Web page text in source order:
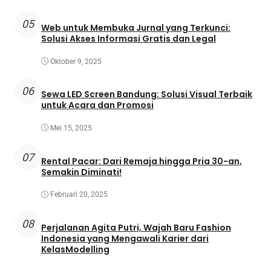
05 Web untuk Membuka Jurnal yang Terkunci:
Solusi Akses Informasi Gratis dan Legal
Oktober 9, 2025
06
Sewa LED Screen Bandung: Solusi Visual Terbaik
untuk Acara dan Promosi
Mei 15, 2025
07
Rental Pacar: Dari Remaja hingga Pria 30-an,
Semakin Diminati!
Februari 20, 2025
08
Perjalanan Agita Putri, Wajah Baru Fashion
Indonesia yang Mengawali Karier dari
KelasModelling